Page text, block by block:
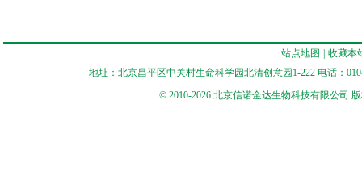
站点地图
收藏本
地址：北京昌平区中关村生命科学园北清创意园1-222 电话：
© 2010-2026 北京信诺金达生物科技有限公司